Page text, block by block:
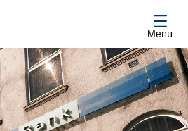
Menu